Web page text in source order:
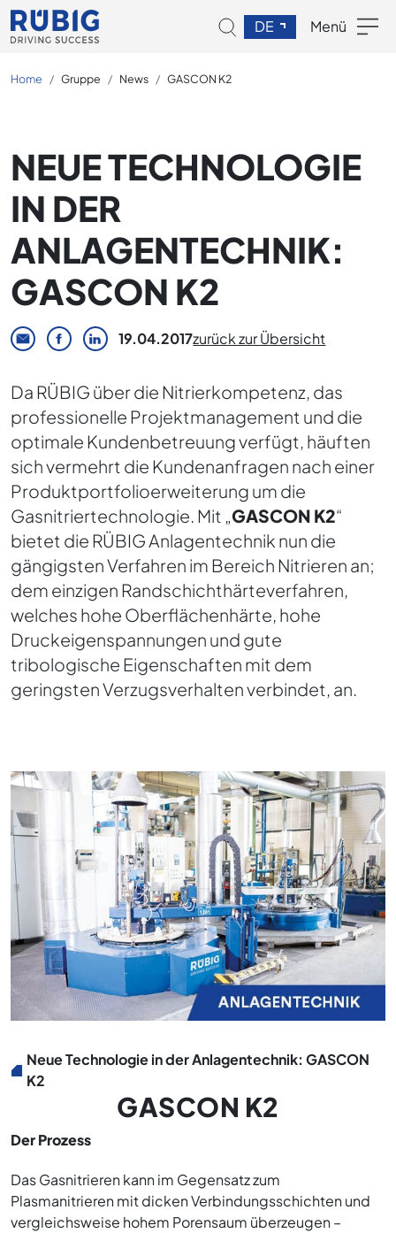
DE Menü
Home Gruppe News GASCON K2
NEUE TECHNOLOGIE
IN DER
ANLAGENTECHNIK:
GASCON K2
19.04.2017zurück zur Übersicht
Da RÜBIG über die Nitrierkompetenz, das
professionelle Projektmanagement und die
optimale Kundenbetreuung verfügt, häuften
sich vermehrt die Kundenanfragen nach einer
Produktportfolioerweiterung um die
Gasnitriertechnologie. Mit „GASCON K2“
bietet die RÜBIG Anlagentechnik nun die
gängigsten Verfahren im Bereich Nitrieren an;
dem einzigen Randschichthärteverfahren,
welches hohe Oberflächenhärte, hohe
Druckeigenspannungen und gute
tribologische Eigenschaften mit dem
geringsten Verzugsverhalten verbindet, an.
Neue Technologie in der Anlagentechnik: GASCON
K2
GASCON K2
Der Prozess
Das Gasnitrieren kann im Gegensatz zum
Plasmanitrieren mit dicken Verbindungsschichten und
vergleichsweise hohem Porensaum überzeugen –